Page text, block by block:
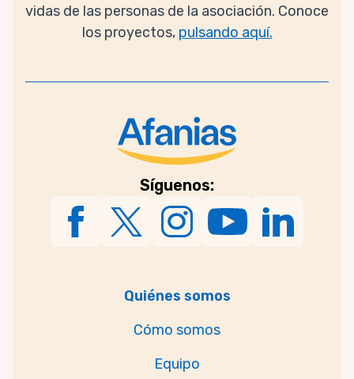
vidas de las personas de la asociación. Conoce
los proyectos, pulsando aquí.
Síguenos:
Quiénes somos
Cómo somos
Equipo